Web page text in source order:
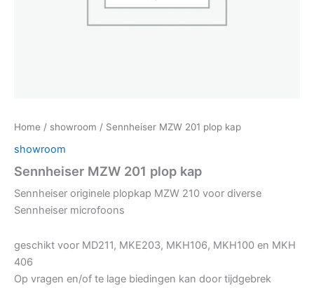
Home / showroom / Sennheiser MZW 201 plop kap
showroom
Sennheiser MZW 201 plop kap
Sennheiser originele plopkap MZW 210 voor diverse
Sennheiser microfoons
geschikt voor MD211, MKE203, MKH106, MKH100 en MKH
406
Op vragen en/of te lage biedingen kan door tijdgebrek